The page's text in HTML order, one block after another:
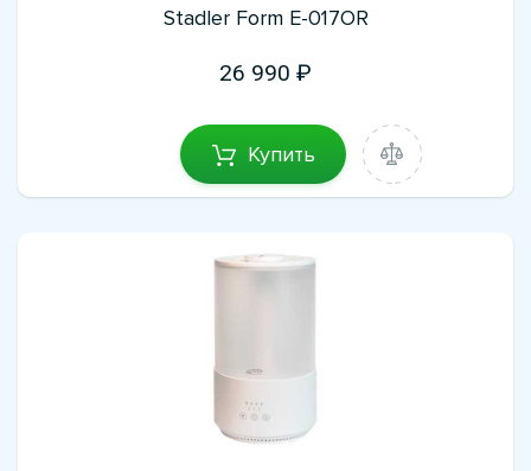
Stadler Form E-017OR
26 990
Купить